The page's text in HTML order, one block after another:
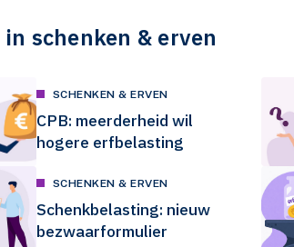
schenken & erven
SCHENKEN & ERVEN
CPB: meerderheid wil
hogere erfbelasting
SCHENKEN & ERVEN
Schenkbelasting: nieuw
bezwaarformulier